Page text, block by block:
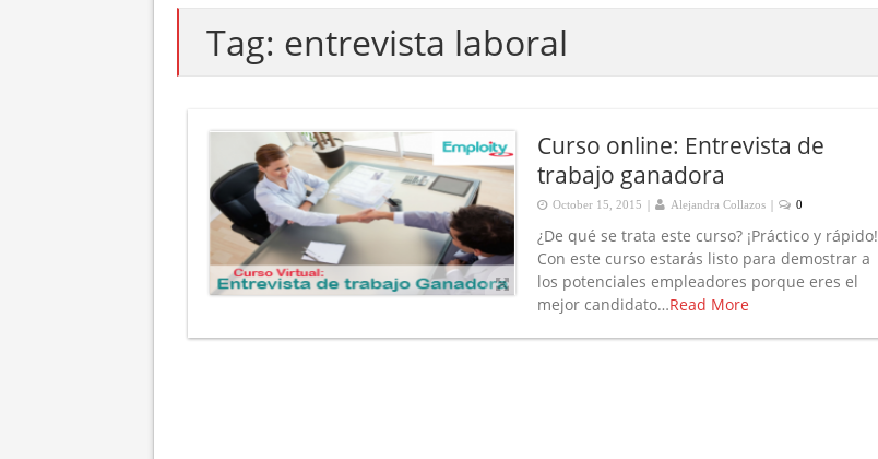
Tag: entrevista laboral
Curso online: Entrevista de
trabajo ganadora
October 15, 2015 | Alejandra Collazos | 0
¿De qué se trata este curso? ¡Práctico y rápido!
Con este curso estarás listo para demostrar a
los potenciales empleadores porque eres el
mejor candidato…Read More